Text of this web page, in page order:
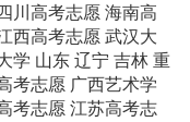
四川高考志愿 海南高
西高考志愿 武汉大
学 山东 辽宁 吉林 重
考志愿 广西艺术学
考志愿 江苏高考志